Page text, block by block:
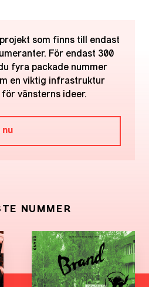
som finns till endast
För endast 300
fyra packade nummer
en viktig infrastruktur
vänsterns ideer.
NUMMER